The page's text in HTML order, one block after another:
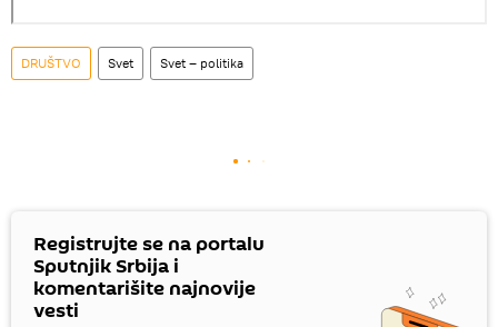
DRUŠTVO Svet Svet – politika
Registrujte se na portalu
Sputnjik Srbija i
komentarišite najnovije
vesti